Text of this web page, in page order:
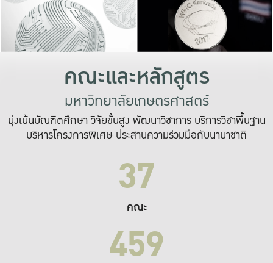
เปลี่ยนแปลง แล
เพื่อทำง
ระบบสารสนเทศ
คณะและหลักสูตร
มหาวิทยาลัยเกษตรศาสตร์
มุ่งเน้นบัณฑิตศึกษา วิจัยขั้นสูง พัฒนาวิชาการ บริการวิชาพื้นฐาน
บริหารโครงการพิเศษ ประสานความร่วมมือกับนานาชาติ
37
คณะ
459